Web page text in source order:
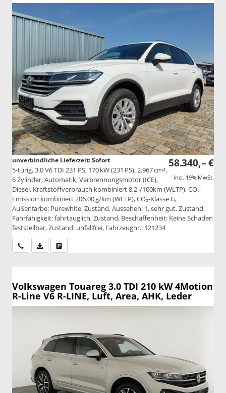
58.340,– €
incl. 19% MwSt.
unverbindliche Lieferzeit: Sofort
5-türig, 3.0 V6 TDI 231 PS, 170 kW (231 PS), 2.967 cm³,
6 Zylinder, Automatik, Verbrennungsmotor (ICE),
Diesel, Kraftstoffverbrauch kombiniert 8,2 l/100km (WLTP), CO₂-
Emission kombiniert 206.00 g/km (WLTP), CO₂-Klasse G,
Außenfarbe: Purewhite, Zustand, Aussehen: 1, sehr gut, Zustand,
Fahrfähigkeit: fahrtauglich, Zustand, Beschaffenheit: Keine Schäden
feststellbar, Zustand: unfallfrei, Fahrzeugnr.: 121234
Wir rufen Sie anPDF-Datei, Fahrzeugexposé drucken
Volkswagen Touareg 3.0 TDI 210 kW 4Motion
R-Line V6 R-LINE, Luft, Area, AHK, Leder